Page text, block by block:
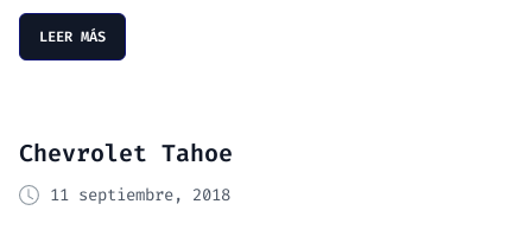
LEER MÁS
Chevrolet Tahoe
11 septiembre, 2018